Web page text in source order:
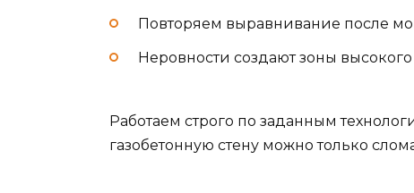
Повторяем выравнивание после
Неровности создают зоны
Работаем строго по заданным
газобетонную стену можно только